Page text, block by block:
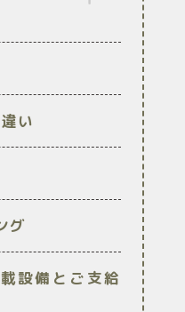
い
グ
設備とご支給